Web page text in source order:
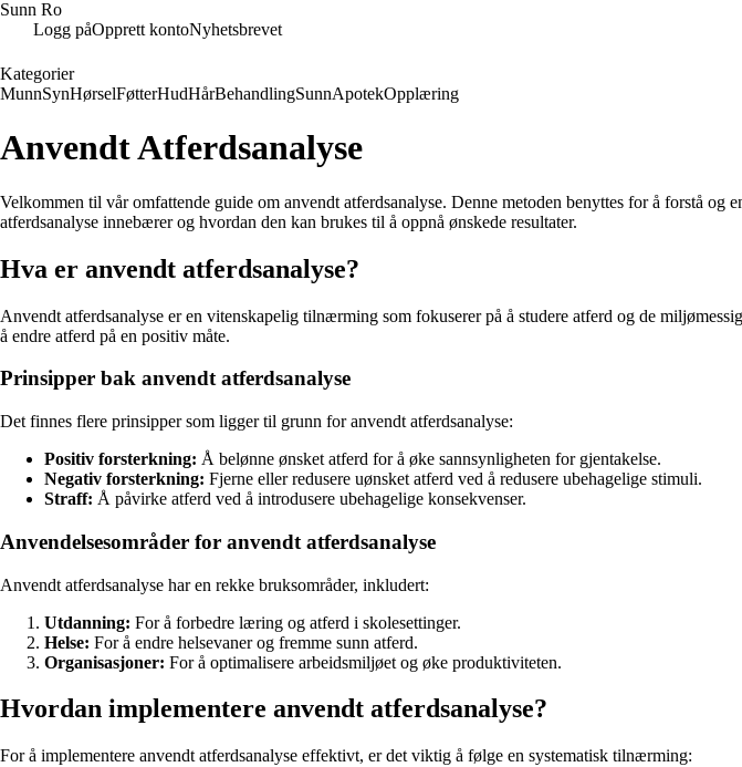
Sunn Ro
Logg påOpprett kontoNyhetsbrevet
Kategorier
MunnSynHørselFøtterHudHårBehandlingSunnApotekOpplæring
Anvendt Atferdsanalyse
Velkommen til vår omfattende guide om anvendt atferdsanalyse. Denne metoden benyttes for å forstå
atferdsanalyse innebærer og hvordan den kan brukes til å oppnå ønskede resultater.
Hva er anvendt atferdsanalyse?
Anvendt atferdsanalyse er en vitenskapelig tilnærming som fokuserer på å studere atferd og de
å endre atferd på en positiv måte.
Prinsipper bak anvendt atferdsanalyse
Det finnes flere prinsipper som ligger til grunn for anvendt atferdsanalyse:
Positiv forsterkning: Å belønne ønsket atferd for å øke sannsynligheten for gjentakelse.
Negativ forsterkning: Fjerne eller redusere uønsket atferd ved å redusere ubehagelige stimuli.
Straff: Å påvirke atferd ved å introdusere ubehagelige konsekvenser.
Anvendelsesområder for anvendt atferdsanalyse
Anvendt atferdsanalyse har en rekke bruksområder, inkludert:
Utdanning: For å forbedre læring og atferd i skolesettinger.
Helse: For å endre helsevaner og fremme sunn atferd.
Organisasjoner: For å optimalisere arbeidsmiljøet og øke produktiviteten.
Hvordan implementere anvendt atferdsanalyse?
For å implementere anvendt atferdsanalyse effektivt, er det viktig å følge en systematisk tilnærming: